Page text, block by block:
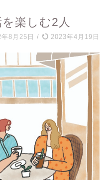
楽しむ2人
8月25日 / 2023年4月19日